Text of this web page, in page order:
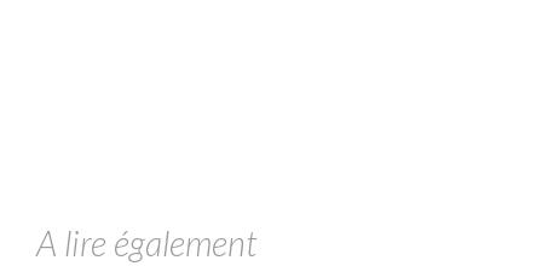
A lire également